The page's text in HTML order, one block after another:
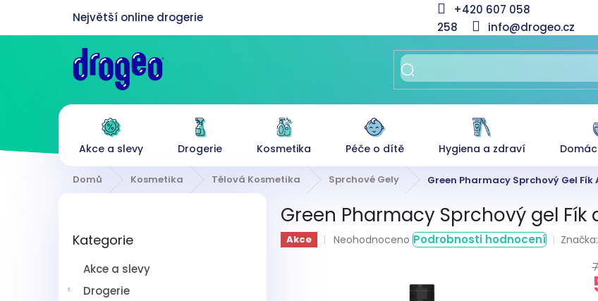
obsah
+420 607 058
258
info@drogeo.cz
Akce a slevy Drogerie Kosmetika Péče o dítě Hygiena a zdraví
Domů Kosmetika Tělová Kosmetika Sprchové Gely Green Pharmacy Sprchový Gel Fík
kategorie
Kategorie
Akce a slevy
Drogerie
Green Pharmacy Sprchový gel
Akce
Průměrné
Neohodnoceno Podrobnosti hodnocení Značka: